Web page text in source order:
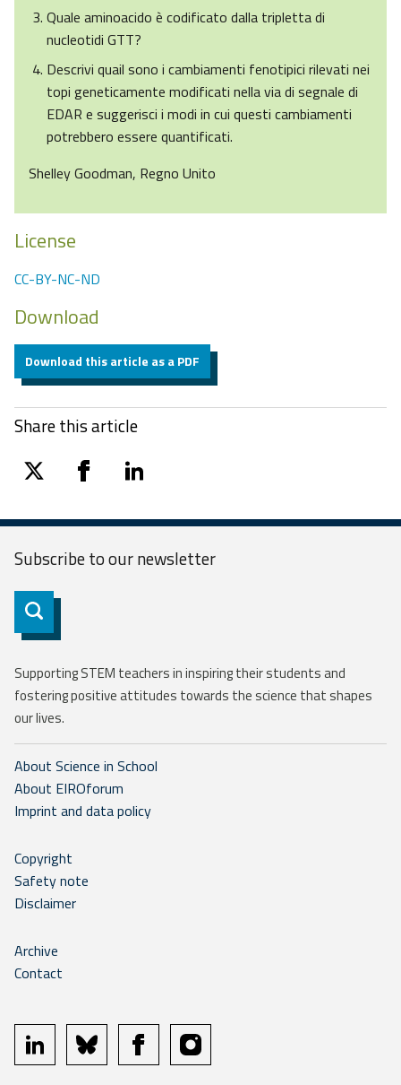
Quale aminoacido è codificato dalla tripletta di
nucleotidi GTT?
Descrivi quail sono i cambiamenti fenotipici rilevati nei
topi geneticamente modificati nella via di segnale di
EDAR e suggerisci i modi in cui questi cambiamenti
potrebbero essere quantificati.
Shelley Goodman, Regno Unito
License
CC-BY-NC-ND
Download
Download this article as a PDF
Share this article
twitter facebooklinkedin
Subscribe to ournewsletter
Subscribe
Supporting STEM teachers in inspiring their students and
fostering positive attitudes towards the science that shapes
our lives.
About Science in School
About EIROforum
Imprint and data policy
Copyright
Safety note
Disclaimer
Archive
Contact
linkedin bluesky facebookinstagram